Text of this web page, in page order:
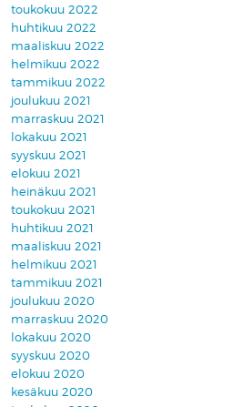
toukokuu 2022
huhtikuu 2022
maaliskuu 2022
helmikuu 2022
tammikuu 2022
joulukuu 2021
marraskuu 2021
lokakuu 2021
syyskuu 2021
elokuu 2021
heinäkuu 2021
toukokuu 2021
huhtikuu 2021
maaliskuu 2021
helmikuu 2021
tammikuu 2021
joulukuu 2020
marraskuu 2020
lokakuu 2020
syyskuu 2020
elokuu 2020
kesäkuu 2020